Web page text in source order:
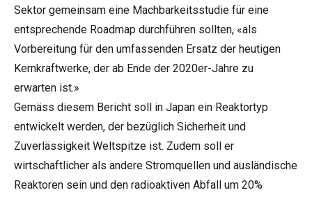
Sektor gemeinsam eine Machbarkeitsstudie für eine
entsprechende Roadmap durchführen sollten, «als
Vorbereitung für den umfassenden Ersatz der heutigen
Kernkraftwerke, der ab Ende der 2020er-Jahre zu
erwarten ist.»
Gemäss diesem Bericht soll in Japan ein Reaktortyp
entwickelt werden, der bezüglich Sicherheit und
Zuverlässigkeit Weltspitze ist. Zudem soll er
wirtschaftlicher als andere Stromquellen und ausländische
Reaktoren sein und den radioaktiven Abfall um 20%